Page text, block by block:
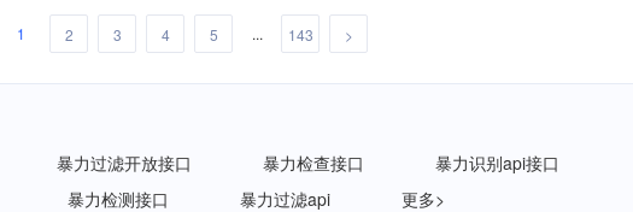
1 2 3 4 5 ... 143 >
暴力过滤开放接口 暴力检查接口
暴力识别api接口
暴力检测接口 暴力过滤api 更多>